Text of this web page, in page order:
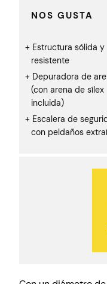
NOS GUSTA
Estructura sólida y
resistente
Depuradora de
(con arena de sílex
incluida)
Escalera de
con peldaños